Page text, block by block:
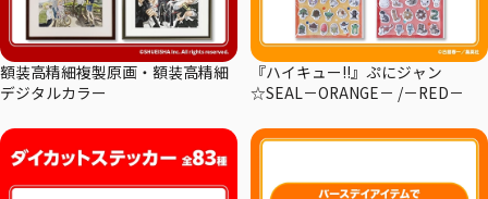
額装高精細複製原画・額装高精細
デジタルカラー
『ハイキュー!!』ぷにジャン
☆SEAL－ORANGE－ /－RED－